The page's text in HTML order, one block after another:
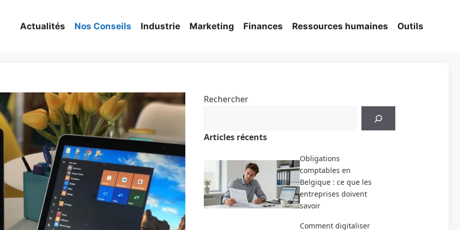
Actualités Nos Conseils Industrie Marketing Finances Ressources humaines Outils
Rechercher
Articles récents
Obligations
comptables en
Belgique : ce que les
entreprises doivent
savoir
Comment digitaliser